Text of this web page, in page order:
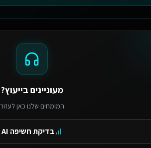
מעוניינים בייעוץ?
המומחים שלנו כאן לעזור
בדיקת חשיפה AI